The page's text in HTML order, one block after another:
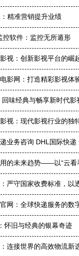
精准营销提升业绩
控软件：监控无所遁形
视：创新影视平台的崛
影网：打造精彩影视体
味经典与畅享新时代影
视：现代影视行业的独
业务咨询 DHL国际快
的未来趋势——以“云看
严守国家收费标准，以
网：全球快递服务的数
怀旧与经典的银幕奇迹
连接世界的高效物流新